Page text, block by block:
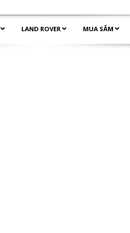
LAND ROVER MUA SẮM